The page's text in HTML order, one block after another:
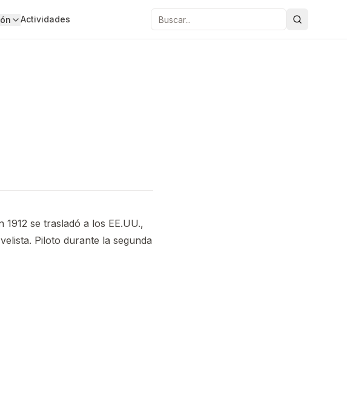
Actividades Buscar
se trasladó a los EE.UU.,
Piloto durante la segunda